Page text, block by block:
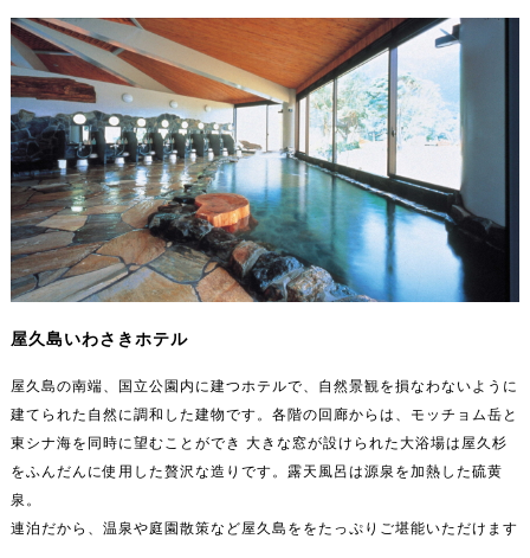
屋久島いわさきホテル
屋久島の南端、国立公園内に建つホテルで、自然景観を損なわないように
建てられた自然に調和した建物です。各階の回廊からは、モッチョム岳と
東シナ海を同時に望むことができ 大きな窓が設けられた大浴場は屋久杉
をふんだんに使用した贅沢な造りです。露天風呂は源泉を加熱した硫黄
泉。
連泊だから、温泉や庭園散策など屋久島ををたっぷりご堪能いただけます